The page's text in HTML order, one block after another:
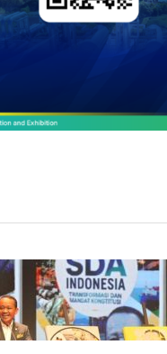
Rekam Jejak